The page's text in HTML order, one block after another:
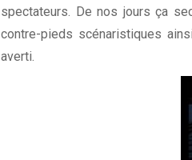
spectateurs. De nos jours ça
contre-pieds scénaristiques
averti.